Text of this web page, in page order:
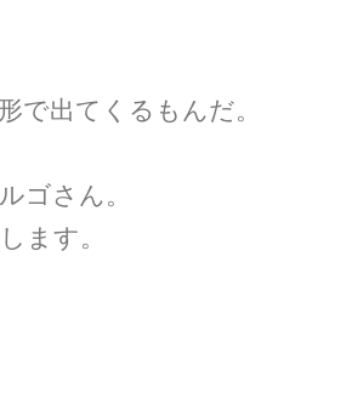
で出てくるもんだ。
ゴさん。
ます。